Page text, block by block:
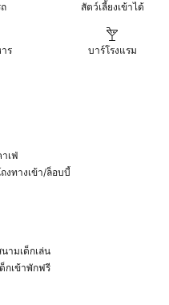
สัตว์เลี้ยงเข้าได้
ร บาร์โรงแรม
าเฟ่
งทางเข้า/ล็อบบี้
ามเด็กเล่น
ด็กเข้าพักฟรี